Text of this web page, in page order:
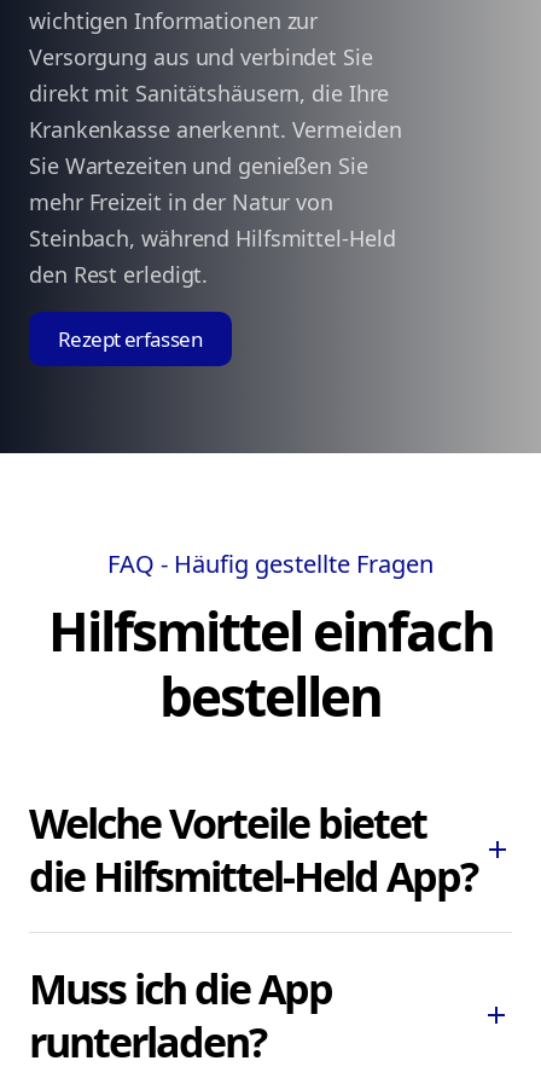
wichtigen Informationen zur
Versorgung aus und verbindet Sie
direkt mit Sanitätshäusern, die Ihre
Krankenkasse anerkennt. Vermeiden
Sie Wartezeiten und genießen Sie
mehr Freizeit in der Natur von
Steinbach, während Hilfsmittel-Held
den Rest erledigt.
Rezept erfassen
FAQ - Häufig gestellte Fragen
Hilfsmittel einfach
bestellen
Welche Vorteile bietet
die Hilfsmittel-Held App? add
Ihnen, dringend benötigte Pflegehilfsmittel
und Hilfsmittel schnell und bequem zu
bestellen, ohne lokale Sanitätshäuser
Muss ich die App
runterladen?
add